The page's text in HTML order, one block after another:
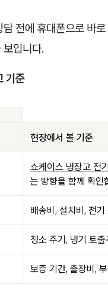
담 전에 휴대폰으로 바
보입니다.
기준
현장에서 볼 기준
쇼케이스 냉장고 전
는 방향을 함께 확인
배송비, 설치비, 전
청소 주기, 냉기 토
보증 기간, 출장비,